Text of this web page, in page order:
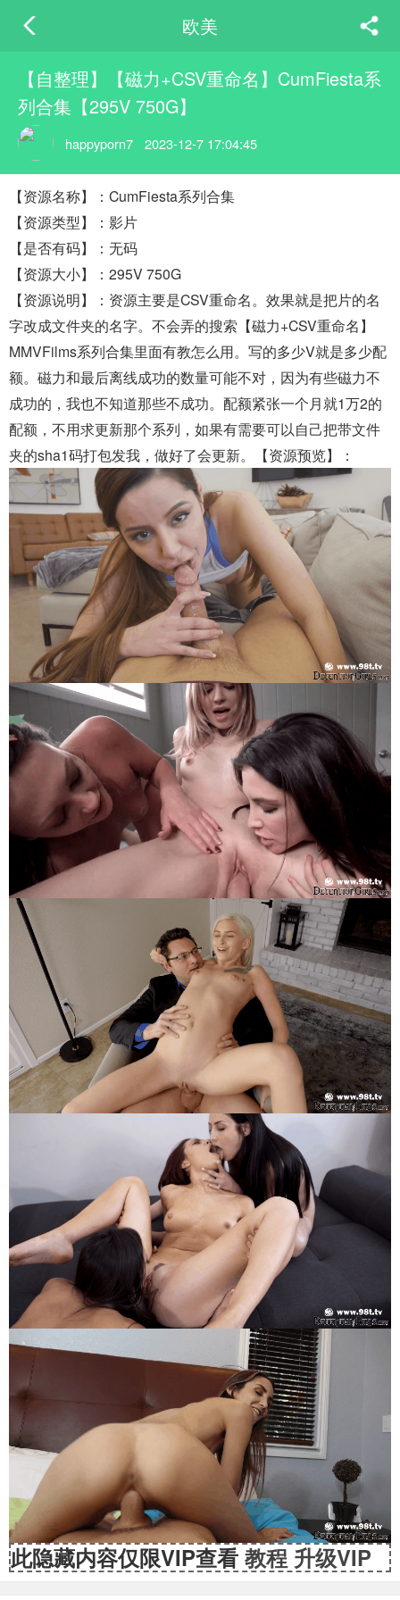
欧美
【自整理】【磁力+CSV重命名】CumFiesta系
列合集【295V 750G】
happyporn7 2023-12-7 17:04:45
【资源名称】：CumFiesta系列合集
【资源类型】：影片
【是否有码】：无码
【资源大小】：295V 750G
【资源说明】：资源主要是CSV重命名。效果就是把片的名
字改成文件夹的名字。不会弄的搜索【磁力+CSV重命名】
MMVFilms系列合集里面有教怎么用。写的多少V就是多少配
额。磁力和最后离线成功的数量可能不对，因为有些磁力不
成功的，我也不知道那些不成功。配额紧张一个月就1万2的
配额，不用求更新那个系列，如果有需要可以自己把带文件
夹的sha1码打包发我，做好了会更新。【资源预览】：
此隐藏内容仅限VIP查看 教程 升级VIP